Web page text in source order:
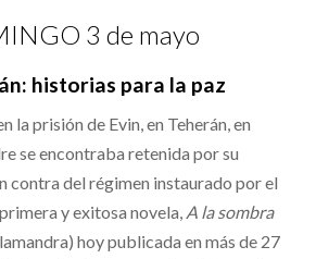
3 de mayo
historias para la paz
la prisión de Evin, en Teherán, en
se encontraba retenida por su
contra del régimen instaurado por el
y exitosa novela, A la sombra
hoy publicada en más de 27